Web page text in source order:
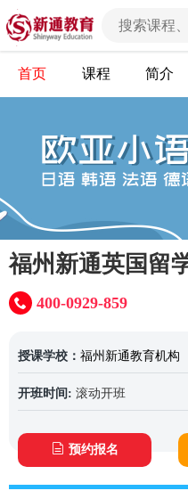
首页 课程 简介
福州新通英国留
400-0929-859
授课学校： 福州新通教育机构
开班时间: 滚动开班
预约报名